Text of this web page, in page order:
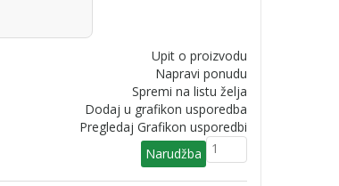
Upit o proizvodu
Napravi ponudu
Spremi na listu želja
Dodaj u grafikon usporedba
Pregledaj Grafikon usporedbi